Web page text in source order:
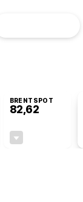
BRENTSPOT
82,62